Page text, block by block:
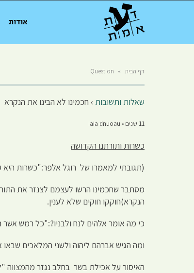
אודות
דף הבית »
Question
שאלות ותשובות › חכמינו לא הבינו את הנקרא
11 שנים • iaia dnuoau
כשרות ותורתנו הקדושה
(תגובתי למאמרו של רוגל אלפר:"כשרות היא עלבון
מסתבר שחכמינו הרשו לעצמם לצנזר את
הנקרא)חוקקו חוקים שלא לענין.
כי מה אומר אלהים לנח ולבניו?:"כל רמש
ומה הגיש אברהם ליהוה ולשני המלאכים
האיסור על אכילת בשר בחלב נגזר